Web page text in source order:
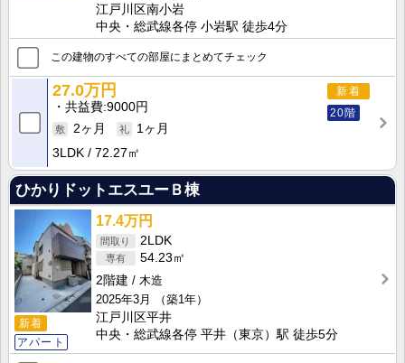
江戸川区南小岩
中央・総武線各停 小岩駅 徒歩4分
この建物のすべての部屋にまとめてチェック
新着
20階
27.0万円
共益費 9000円
2ヶ月
1ヶ月
3LDK
72.27㎡
ひかりドットエスユーＢ棟
新着
アパート
17.4万円
2LDK
54.23㎡
2階建
木造
2025年3月
（築1年）
江戸川区平井
中央・総武線各停 平井（東京）駅 徒歩5分